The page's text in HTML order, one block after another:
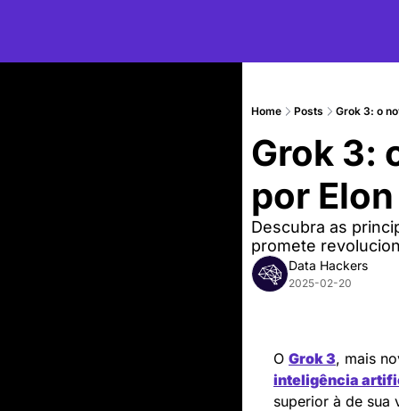
Home Posts Grok 3: o
Grok 3:
por
Descubra as
promete
Data Hackers
2025-02-20
O Grok 3
inteligência
superior à de sua